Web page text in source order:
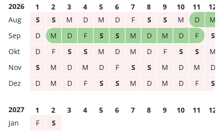
2026 1 2 3 4 5 6 7 8 9 10 11
12
S
S M D M D F S S M D
M
D
M D F S S M D M D F
S
D
F S S M D M D F S S
M
S
M D M D F S S M D M
D
D
M D F S S M D M D F S
2027 1 2 3 4 5 6 7 8 9 10 11
12
F
S